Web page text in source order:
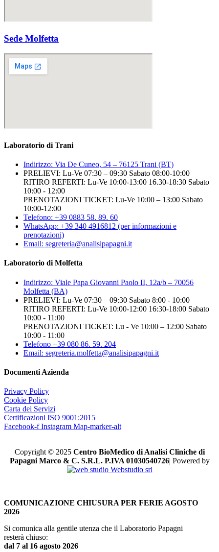
Sede Molfetta
Laboratorio di Trani
Indirizzo: Via De Cuneo, 54 – 76125 Trani (BT)
PRELIEVI: Lu-Ve 07:30 – 09:30 Sabato 08:00-10:00
RITIRO REFERTI: Lu-Ve 10:00-13:00 16.30-18:30 Sabato
10:00 - 12:00
PRENOTAZIONI TICKET: Lu-Ve 10:00 – 13:00 Sabato
10:00-12:00
Telefono: +39 0883 58. 89. 60
WhatsApp: +39 340 4916812 (per informazioni e
prenotazioni)
Email: segreteria@analisipapagni.it
Laboratorio di Molfetta
Indirizzo: Viale Papa Giovanni Paolo II, 12a/b – 70056
Molfetta (BA)
PRELIEVI: Lu-Ve 07:30 – 09:30 Sabato 8:00 - 10:00
RITIRO REFERTI: Lu-Ve 10:00-12:00 16:30-18:00 Sabato
10:00 - 11:00
PRENOTAZIONI TICKET: Lu - Ve 10:00 – 12:00 Sabato
10:00 - 11:00
Telefono +39 080 86. 59. 204
Email: segreteria.molfetta@analisipapagni.it
Documenti Azienda
Privacy Policy
Cookie Policy
Carta dei Servizi
Certificazioni ISO 9001:2015
Facebook-f Instagram Map-marker-alt
Copyright © 2025 Centro BioMedico di Analisi Cliniche di
Papagni Marco & C. S.R.L. P.IVA 01030540726| Powered by
Webstudio srl
COMUNICAZIONE CHIUSURA PER FERIE AGOSTO
2026
Si comunica alla gentile utenza che il Laboratorio Papagni
resterà chiuso:
dal 7 al 16 agosto 2026